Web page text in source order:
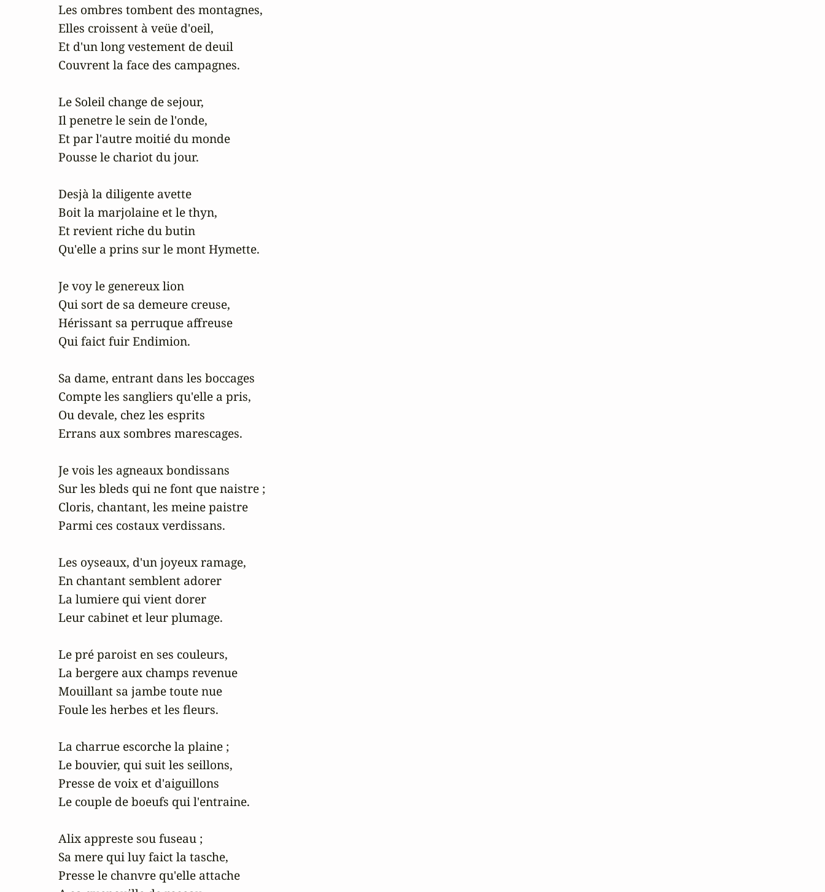
Les ombres tombent des montagnes,
Elles croissent à veüe d'oeil,
Et d'un long vestement de deuil
Couvrent la face des campagnes.
Le Soleil change de sejour,
Il penetre le sein de l'onde,
Et par l'autre moitié du monde
Pousse le chariot du jour.
Desjà la diligente avette
Boit la marjolaine et le thyn,
Et revient riche du butin
Qu'elle a prins sur le mont Hymette.
Je voy le genereux lion
Qui sort de sa demeure creuse,
Hérissant sa perruque affreuse
Qui faict fuir Endimion.
Sa dame, entrant dans les boccages
Compte les sangliers qu'elle a pris,
Ou devale, chez les esprits
Errans aux sombres marescages.
Je vois les agneaux bondissans
Sur les bleds qui ne font que naistre ;
Cloris, chantant, les meine paistre
Parmi ces costaux verdissans.
Les oyseaux, d'un joyeux ramage,
En chantant semblent adorer
La lumiere qui vient dorer
Leur cabinet et leur plumage.
Le pré paroist en ses couleurs,
La bergere aux champs revenue
Mouillant sa jambe toute nue
Foule les herbes et les fleurs.
La charrue escorche la plaine ;
Le bouvier, qui suit les seillons,
Presse de voix et d'aiguillons
Le couple de boeufs qui l'entraine.
Alix appreste sou fuseau ;
Sa mere qui luy faict la tasche,
Presse le chanvre qu'elle attache